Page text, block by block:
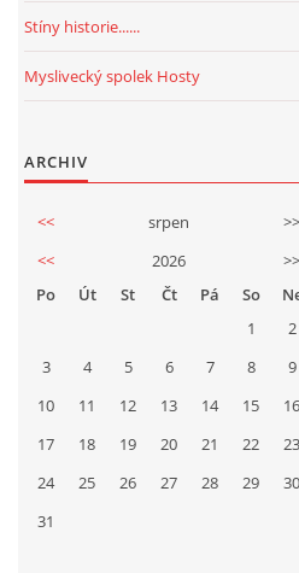
Stíny historie......
Myslivecký spolek Hosty
ARCHIV
<< srpen
>>
<<
2026
>>
Po
Út St Čt Pá So
1
2
3
4 5 6 7 8
9
10
11 12 13 14 15
16
17
18 19 20 21 22
23
24
25 26 27 28 29
30
31